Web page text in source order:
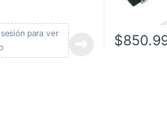
sesión para ver
$